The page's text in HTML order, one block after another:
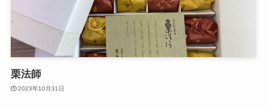
栗法師
2023年10月31日